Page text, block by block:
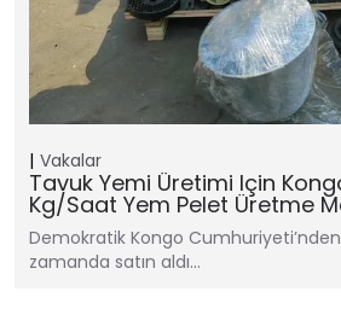
Vakalar
Tavuk Yemi Üretimi Için
Kg/saat Yem Pelet Üretme
Demokratik Kongo
zamanda satın aldı…